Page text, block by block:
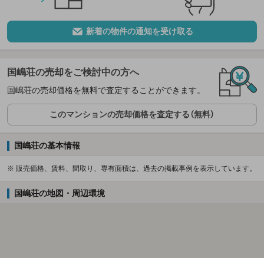
新着の物件の通知を受け取る
国嶋荘の売却をご検討中の方へ
国嶋荘の売却価格を無料で査定することができます。
このマンションの売却価格を査定する（無料）
国嶋荘の基本情報
※ 販売価格、賃料、間取り、専有面積は、過去の掲載事例を表示しています。
国嶋荘の地図・周辺環境